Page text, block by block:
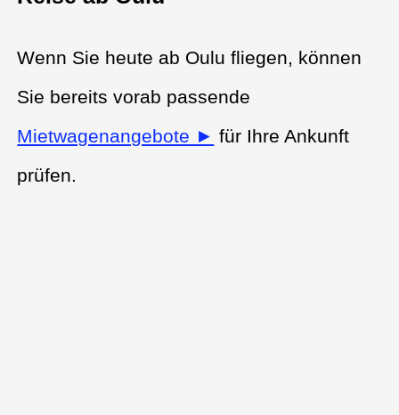
Wenn Sie heute ab Oulu fliegen, können
Sie bereits vorab passende
Mietwagenangebote ► für Ihre Ankunft
prüfen.